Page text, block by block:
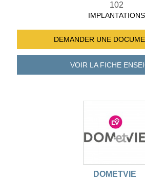
102
IMPLANTATIONS
DEMANDER UNE
VOIR LA FICHE
DOMETVIE